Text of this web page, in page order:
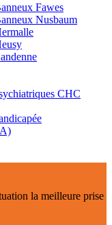
Fawes
Nusbaum
CHC
la meilleure prise